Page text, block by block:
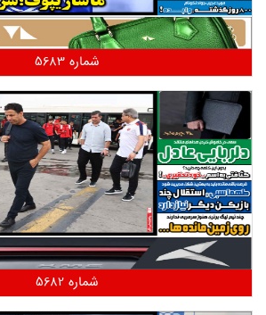
شماره 5683
شماره 5682